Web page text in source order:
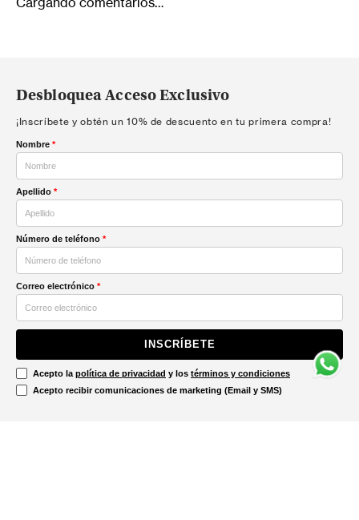
Desbloquea Acceso Exclusivo
¡Inscríbete y obtén un 10% de descuento en tu primera compra!
Nombre *
Apellido *
Número de teléfono *
Correo electrónico *
INSCRÍBETE
Acepto la política de privacidad y los términos y condiciones
Acepto recibir comunicaciones de marketing (Email y SMS)